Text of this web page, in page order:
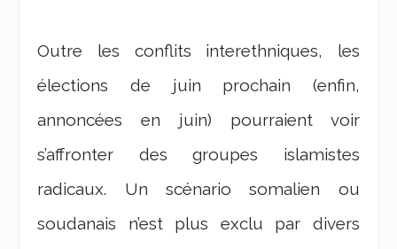
Outre les conflits interethniques, les
élections de juin prochain (enfin,
annoncées en juin) pourraient voir
s’affronter des groupes islamistes
radicaux. Un scénario somalien ou
soudanais n’est plus exclu par divers